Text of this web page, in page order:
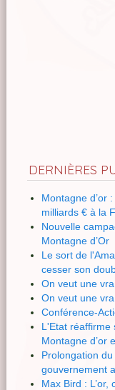
DERNIÈRES
Montagne d’or
milliards € à la
Nouvelle
Montagne d’Or
Le sort de
cesser son
On veut une
On veut une
Conférence-
L'Etat
Montagne d’or
Prolongation
gouvernement
Max Bird : L’or,